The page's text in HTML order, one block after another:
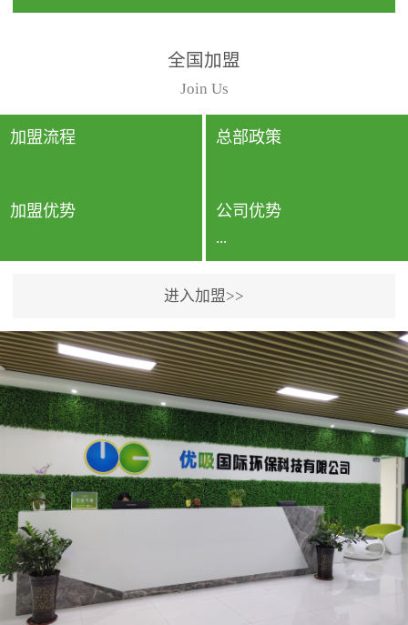
动，人类长时间停留的室
内空间都有整体消毒的需
要。因为空间内人流携带
的、空气...
行国家规定的标准检测方
法，空气采样量准确，检
测结果可靠，远胜于其他
检测...
全国加盟
Join Us
加盟流程 总部政策
加盟优势 公司优势
...
专利保护优势、双甲资质
企业（“室内环境净化治理
甲级施工资质”“室内环境
污染治理资质等级证
书”）、拥有多名高级《环
境工程高级工程师》室内
空气治理资格认证的治理
人员、掌握室内空气净化
治理实用技术和五项专利
技术、八项计算机软件著
作权登记证书等。研发实
进入加盟>>